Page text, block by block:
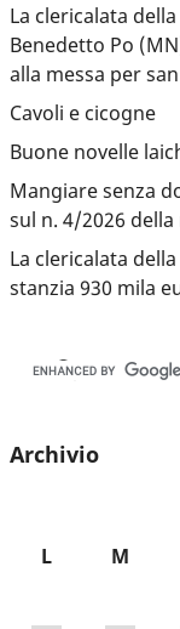
La clericalata
Benedetto Po
alla messa per
Cavoli e cicogne
Buone novelle
Mangiare senza
sul n. 4/2026
La clericalata
stanzia 930 mila
Archivio
L M